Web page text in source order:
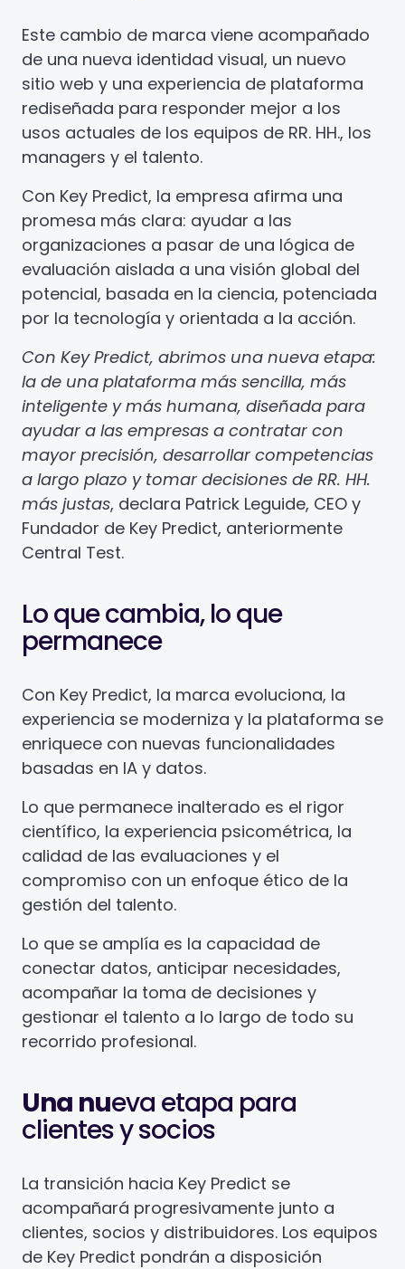
Este cambio de marca viene acompañado
de una nueva identidad visual, un nuevo
sitio web y una experiencia de plataforma
rediseñada para responder mejor a los
usos actuales de los equipos de RR. HH., los
managers y el talento.
Con Key Predict, la empresa afirma una
promesa más clara: ayudar a las
organizaciones a pasar de una lógica de
evaluación aislada a una visión global del
potencial, basada en la ciencia, potenciada
por la tecnología y orientada a la acción.
Con Key Predict, abrimos una nueva etapa:
la de una plataforma más sencilla, más
inteligente y más humana, diseñada para
ayudar a las empresas a contratar con
mayor precisión, desarrollar competencias
a largo plazo y tomar decisiones de RR. HH.
más justas, declara Patrick Leguide, CEO y
Fundador de Key Predict, anteriormente
Central Test.
Lo que cambia, lo que
permanece
Con Key Predict, la marca evoluciona, la
experiencia se moderniza y la plataforma se
enriquece con nuevas funcionalidades
basadas en IA y datos.
Lo que permanece inalterado es el rigor
científico, la experiencia psicométrica, la
calidad de las evaluaciones y el
compromiso con un enfoque ético de la
gestión del talento.
Lo que se amplía es la capacidad de
conectar datos, anticipar necesidades,
acompañar la toma de decisiones y
gestionar el talento a lo largo de todo su
recorrido profesional.
Una nueva etapa para
clientes y socios
La transición hacia Key Predict se
acompañará progresivamente junto a
clientes, socios y distribuidores. Los equipos
de Key Predict pondrán a disposición